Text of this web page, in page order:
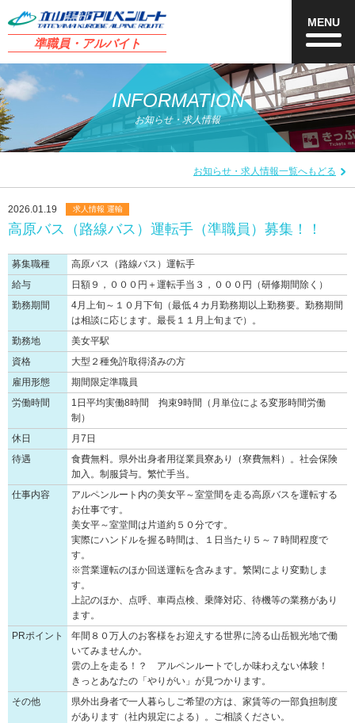
準職員・アルバイト
MENU
INFORMATION
お知らせ・求人情報
お知らせ・求人情報一覧へもどる
2026.01.19 求人情報 運輸
高原バス（路線バス）運転手（準職員）募集！！
募集職種
高原バス（路線バス）運転手
給与
日額９，０００円＋運転手当３，０００円（研修期間除く）
勤務期間
4月上旬～１０月下旬（最低４カ月勤務期以上勤務要。勤務期間
は相談に応じます。最長１１月上旬まで）。
勤務地
美女平駅
資格
大型２種免許取得済みの方
雇用形態
期間限定準職員
労働時間
1日平均実働8時間 拘束9時間（月単位による変形時間労働
制）
休日
月7日
待遇
食費無料。県外出身者用従業員寮あり（寮費無料）。社会保険
加入。制服貸与。繁忙手当。
仕事内容
アルペンルート内の美女平～室堂間を走る高原バスを運転する
お仕事です。
美女平～室堂間は片道約５０分です。
実際にハンドルを握る時間は、１日当たり５～７時間程度で
す。
※営業運転のほか回送運転を含みます。繁閑により変動しま
す。
上記のほか、点呼、車両点検、乗降対応、待機等の業務があり
ます。
PRポイント
年間８０万人のお客様をお迎えする世界に誇る山岳観光地で働
いてみませんか。
雲の上を走る！？ アルペンルートでしか味わえない体験！
きっとあなたの「やりがい」が見つかります。
その他
県外出身者で一人暮らしご希望の方は、家賃等の一部負担制度
があります（社内規定による）。ご相談ください。